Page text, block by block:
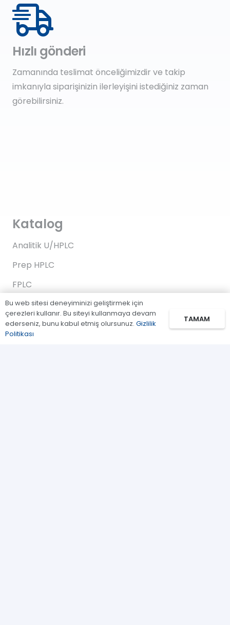
Hızlı gönderi
Zamanında teslimat önceliğimizdir ve takip
imkanıyla siparişinizin ilerleyişini istediğiniz zaman
görebilirsiniz.
Katalog
Analitik U/HPLC
Prep HPLC
FPLC
Gaz Kromatografi
Standartlar/Reaktifler
Bu web sitesi deneyiminizi geliştirmek için
çerezleri kullanır. Bu siteyi kullanmaya devam
ederseniz, bunu kabul etmiş olursunuz. Gizlilik
Politikası
TAMAM